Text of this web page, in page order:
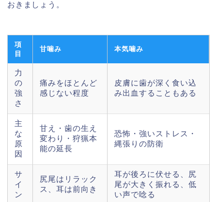
おきましょう。
項
目
甘噛み 本気噛み
力
の
強
さ
痛みをほとんど
感じない程度
皮膚に歯が深く食い込
み出血することもある
主
な
原
因
甘え・歯の生え
変わり・狩猟本
能の延長
恐怖・強いストレス・
縄張りの防衛
サ
イ
ン
尻尾はリラック
ス、耳は前向き
耳が後ろに伏せる、尻
尾が大きく振れる、低
い声で唸る